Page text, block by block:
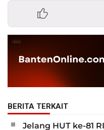
BERITA TERKAIT
Jelang HUT ke-81